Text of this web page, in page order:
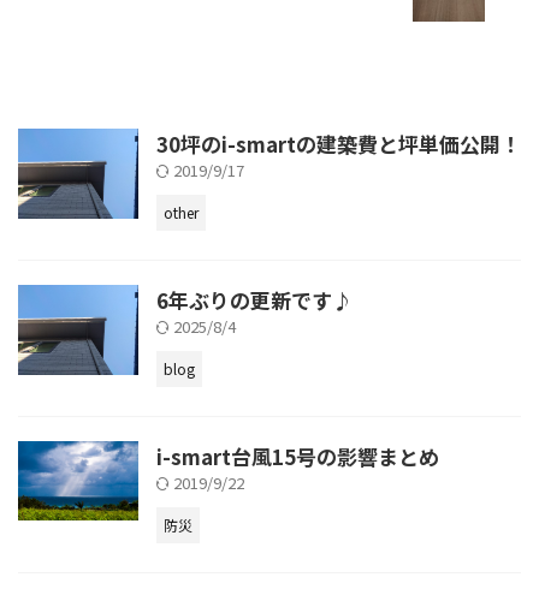
30坪のi-smartの建築費と坪単価公開！
2019/9/17
other
6年ぶりの更新です♪
2025/8/4
blog
i-smart台風15号の影響まとめ
2019/9/22
防災